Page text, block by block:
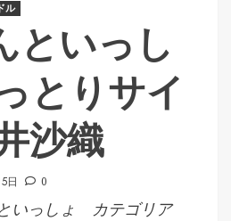
ル
といっし
とりサイ
沙織
日 0
いっしょ カテゴリア